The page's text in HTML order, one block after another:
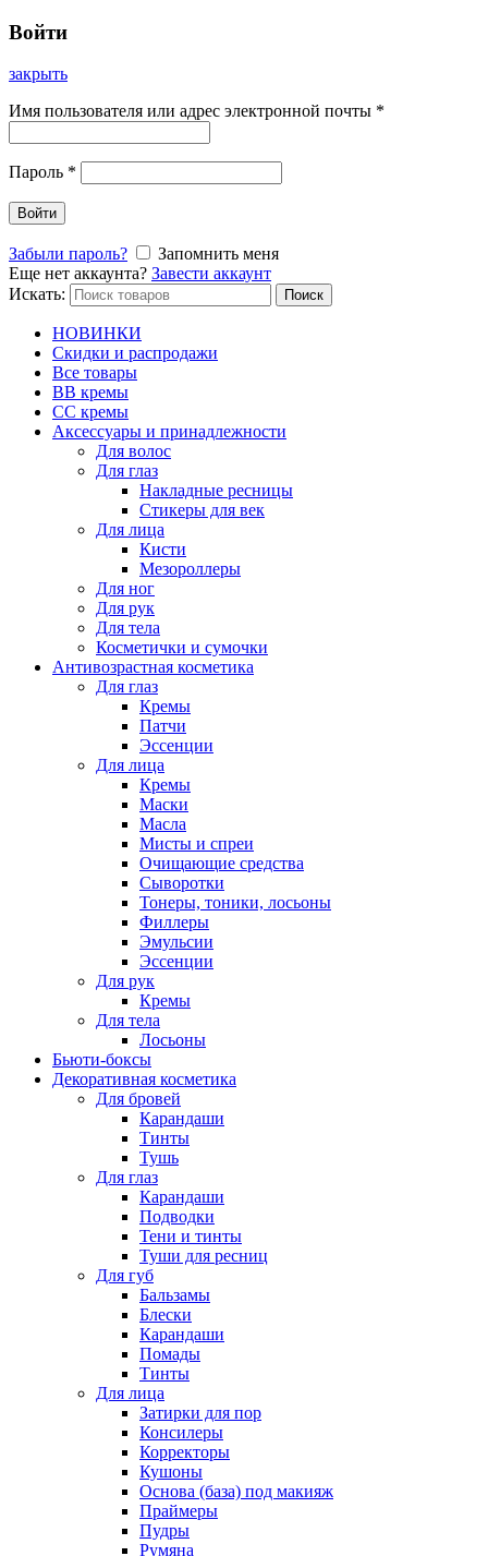
Войти
закрыть
Имя пользователя или адрес электронной почты *
Пароль *
Войти
Забыли пароль?
Запомнить меня
Еще нет аккаунта? Завести аккаунт
Искать:
Поиск
НОВИНКИ
Скидки и распродажи
Все товары
BB кремы
CC кремы
Аксессуары и принадлежности
Для волос
Для глаз
Накладные ресницы
Стикеры для век
Для лица
Кисти
Мезороллеры
Для ног
Для рук
Для тела
Косметички и сумочки
Антивозрастная косметика
Для глаз
Кремы
Патчи
Эссенции
Для лица
Кремы
Маски
Масла
Мисты и спреи
Очищающие средства
Сыворотки
Тонеры, тоники, лосьоны
Филлеры
Эмульсии
Эссенции
Для рук
Кремы
Для тела
Лосьоны
Бьюти-боксы
Декоративная косметика
Для бровей
Карандаши
Тинты
Тушь
Для глаз
Карандаши
Подводки
Тени и тинты
Туши для ресниц
Для губ
Бальзамы
Блески
Карандаши
Помады
Тинты
Для лица
Затирки для пор
Консилеры
Корректоры
Кушоны
Основа (база) под макияж
Праймеры
Пудры
Румяна